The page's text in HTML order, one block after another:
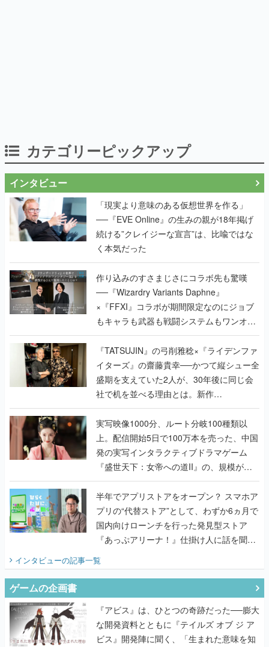
カテゴリーピックアップ
インタビュー
「現実より意味のある仮想世界を作る」
──『EVE Online』の生みの親が18年掲げ
続ける”クレイジーな宣言”は、比喩ではな
く本気だった
作り込みのすさまじさにコラボ先も驚嘆
──『Wizardry Variants Daphne』
×『FFXI』コラボが期間限定なのにジョブ
もキャラも武器も戦闘システムもワンオフ
で作り込まれた理由を両ディレクターに聞
く
『TATSUJIN』の弓削雅稔×『ライデンファ
イターズ』の齋藤貴幸──かつて縦シュー全
盛期を支えていた2人が、30年後に同じ会
社で机を並べる理由とは。新作
『TATSUJIN EXTREME』で初タッグを組
んだレジェンド2人に訊く開発秘話
実写映像1000分、ルート分岐100種類以
上。配信開始5日で100万本を売った、中国
発の実写インタラクティブドラマゲーム
『盛世天下：女帝への道II』の、規模が違
うこだわりをプロデューサーに聞いた
半年でアプリストアをオープン？ スマホア
プリの“代替ストア”として、わずか6ヵ月で
国内向けローンチを行った発見型ストア
『あっぷアリーナ！』仕掛け人に話を聞い
てみた
インタビューの記事一覧
ゲームの企画書
『アビス』は、ひとつの奇跡だった──膨大
な開発資料とともに『テイルズ オブ ジ ア
ビス』開発陣に聞く、「生まれた意味を知